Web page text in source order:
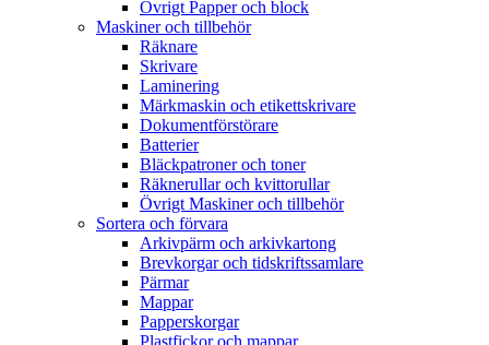
Övrigt Papper och block
Maskiner och tillbehör
Räknare
Skrivare
Laminering
Märkmaskin och etikettskrivare
Dokumentförstörare
Batterier
Bläckpatroner och toner
Räknerullar och kvittorullar
Övrigt Maskiner och tillbehör
Sortera och förvara
Arkivpärm och arkivkartong
Brevkorgar och tidskriftssamlare
Pärmar
Mappar
Papperskorgar
Plastfickor och mappar